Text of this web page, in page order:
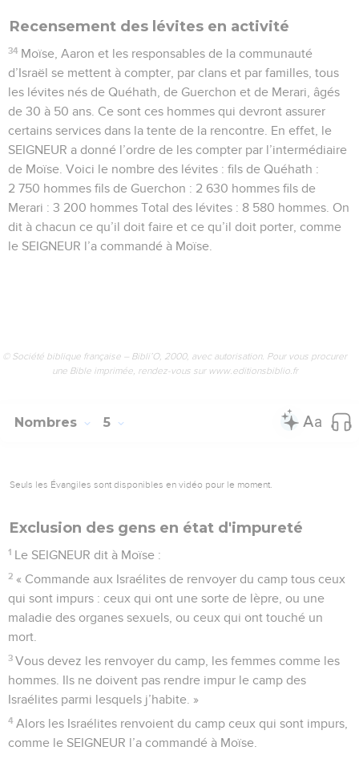
Recensement des lévites en activité
34 Moïse, Aaron et les responsables de la communauté
d’Israël se mettent à compter, par clans et par familles, tous
les lévites nés de Quéhath, de Guerchon et de Merari, âgés
de 30 à 50 ans. Ce sont ces hommes qui devront assurer
certains services dans la tente de la rencontre. En effet, le
SEIGNEUR a donné l’ordre de les compter par l’intermédiaire
de Moïse. Voici le nombre des lévites : fils de Quéhath :
2 750 hommes fils de Guerchon : 2 630 hommes fils de
Merari : 3 200 hommes Total des lévites : 8 580 hommes. On
dit à chacun ce qu’il doit faire et ce qu’il doit porter, comme
le SEIGNEUR l’a commandé à Moïse.
© Société biblique française – Bibli’O, 2000, avec autorisation. Pour vous procurer
une Bible imprimée, rendez-vous sur www.editionsbiblio.fr
Nombres 5
Seuls les Évangiles sont disponibles en vidéo pour le moment.
Exclusion des gens en état d'impureté
1 Le SEIGNEUR dit à Moïse :
2 « Commande aux Israélites de renvoyer du camp tous ceux
qui sont impurs : ceux qui ont une sorte de lèpre, ou une
maladie des organes sexuels, ou ceux qui ont touché un
mort.
3 Vous devez les renvoyer du camp, les femmes comme les
hommes. Ils ne doivent pas rendre impur le camp des
Israélites parmi lesquels j’habite. »
4 Alors les Israélites renvoient du camp ceux qui sont impurs,
comme le SEIGNEUR l’a commandé à Moïse.